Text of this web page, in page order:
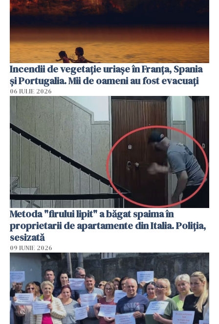
Incendii de vegetație uriașe în Franța, Spania
și Portugalia. Mii de oameni au fost evacuați
06 IULIE 2026
Metoda "firului lipit" a băgat spaima în
proprietarii de apartamente din Italia. Poliția,
sesizată
09 IUNIE 2026